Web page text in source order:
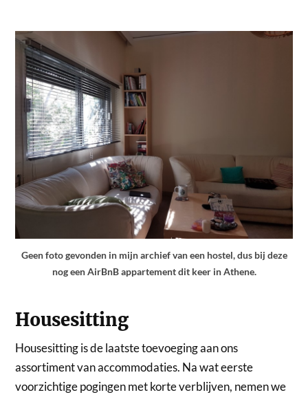
Geen foto gevonden in mijn archief van een hostel, dus bij deze
nog een AirBnB appartement dit keer in Athene.
Housesitting
Housesitting is de laatste toevoeging aan ons
assortiment van accommodaties. Na wat eerste
voorzichtige pogingen met korte verblijven, nemen we